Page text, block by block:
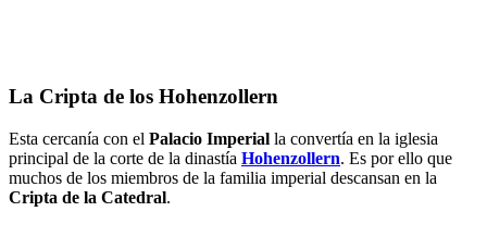
La Cripta de los Hohenzollern
Esta cercanía con el Palacio Imperial la convertía en la iglesia
principal de la corte de la dinastía Hohenzollern. Es por ello que
muchos de los miembros de la familia imperial descansan en la
Cripta de la Catedral.